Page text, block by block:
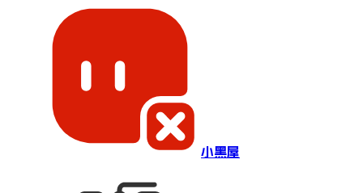
小黑屋